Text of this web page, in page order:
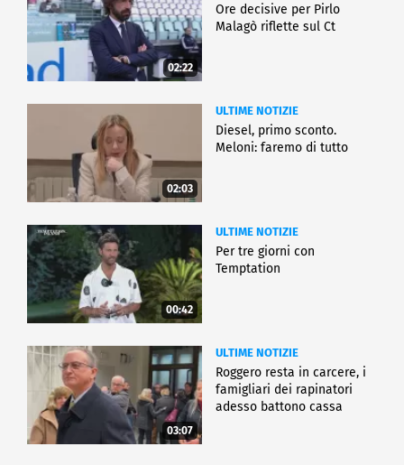
02:22
Ore decisive per Pirlo
Malagò riflette sul Ct
02:03
ULTIME NOTIZIE
Diesel, primo sconto.
Meloni: faremo di tutto
00:42
ULTIME NOTIZIE
Per tre giorni con
Temptation
03:07
ULTIME NOTIZIE
Roggero resta in carcere, i
famigliari dei rapinatori
adesso battono cassa